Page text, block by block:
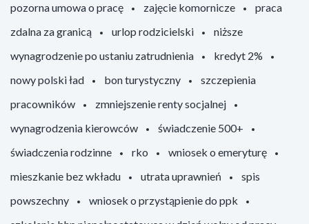
pozorna umowa o pracę
zajęcie komornicze
praca
zdalna za granicą
urlop rodzicielski
niższe
wynagrodzenie po ustaniu zatrudnienia
kredyt 2%
nowy polski ład
bon turystyczny
szczepienia
pracowników
zmniejszenie renty socjalnej
wynagrodzenia kierowców
świadczenie 500+
świadczenia rodzinne
rko
wniosek o emeryturę
mieszkanie bez wkładu
utrata uprawnień
spis
powszechny
wniosek o przystąpienie do ppk